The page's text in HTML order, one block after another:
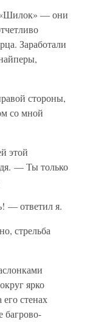
«Шилок» — они
Заработали
стороны,
со мной
этой
— Ты только
— ответил я.
стрельба
ярко
стенах
багрово-